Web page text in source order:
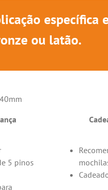
específica
ou latão.
5 pinos